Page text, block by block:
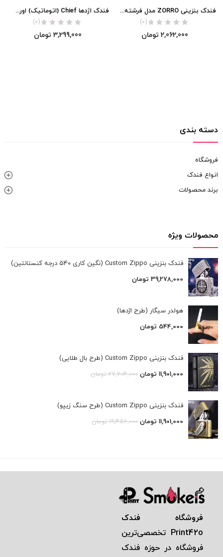
فندک بنزینی ZORRO مدل فرشته نگهبان اورجینال
(0)
2,062,000 تومان
فندک اژدها Chief (اتوماتیک) اورجینال
(0)
3,299,000 تومان
دسته بندی
فروشگاه
انواع فندک
برند محصولات
محصولات ویژه
فندک بنزینی Custom Zippo (نگین کاری 540 درجه کنستانتین)
39,278,000 تومان
هولدر سیگار (طرح اژدها)
544,000 تومان
فندک بنزینی Custom Zippo (طرح بال طلایی)
11,901,000 تومان 27,204,000 تومان
فندک بنزینی Custom Zippo (طرح سنگ زیپو)
11,901,000 تومان 19,456,000 تومان
فروشگاه فندک
Print42o تخصصی‌ترين
فروشگاه در حوزه فندک